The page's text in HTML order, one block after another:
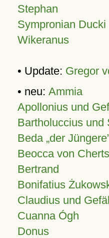
Stephan
Sympronian Ducki
Wikeranus
• Update: Gregor
• neu: Ammia
Apollonius und
Bartholuccius und
Beda „der
Beocca von
Bertrand
Bonifatius
Claudius und
Cuanna Ógh
Donus